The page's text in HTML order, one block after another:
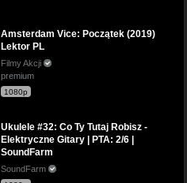
Amsterdam Vice: Początek (2019)
Lektor PL
Filmy Akcji
premium
1080p
Ukulele #32: Co Ty Tutaj Robisz -
Elektryczne Gitary | PTA: 2/6 |
SoundFarm
SoundFarm